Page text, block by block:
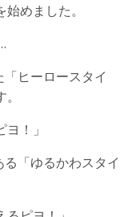
めました。
ヒーロースタイ
！」
「ゆるかわスタイ